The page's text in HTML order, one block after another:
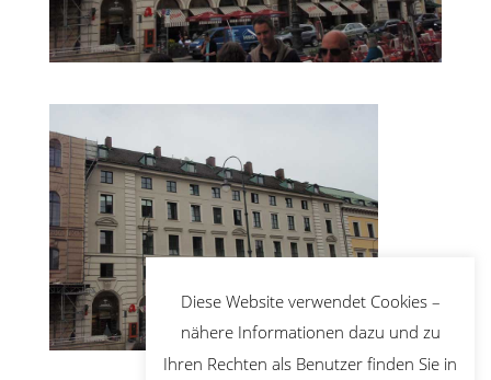
Diese Website verwendet Cookies –
nähere Informationen dazu und zu
Ihren Rechten als Benutzer finden Sie in